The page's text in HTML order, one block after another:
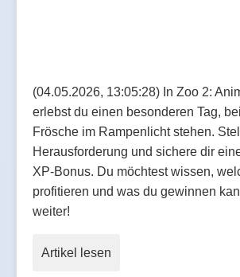
(04.05.2026, 13:05:28) In Zoo 2:
erlebst du einen besonderen Tag,
Frösche im Rampenlicht stehen.
Herausforderung und sichere dir
XP-Bonus. Du möchtest wissen,
profitieren und was du gewinnen
weiter!
Artikel lesen